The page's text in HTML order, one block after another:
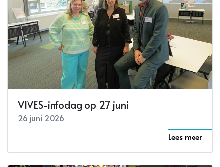
VIVES-infodag op 27 juni
26 juni 2026
Lees meer